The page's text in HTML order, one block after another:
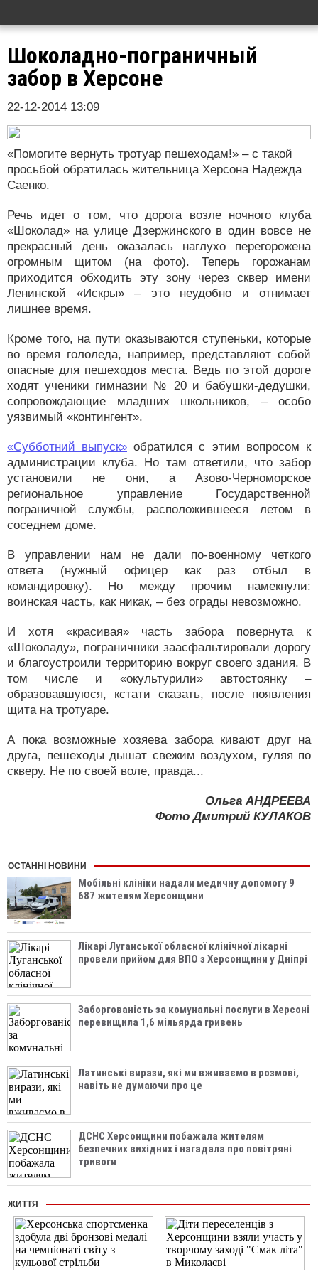
Шоколадно-пограничный
забор в Херсоне
22-12-2014 13:09
«Помогите вернуть тротуар пешеходам!» – с такой
просьбой обратилась жительница Херсона Надежда
Саенко.
Речь идет о том, что дорога возле ночного клуба
«Шоколад» на улице Дзержинского в один вовсе не
прекрасный день оказалась наглухо перегорожена
огромным щитом (на фото). Теперь горожанам
приходится обходить эту зону через сквер имени
Ленинской «Искры» – это неудобно и отнимает
лишнее время.
Кроме того, на пути оказываются ступеньки, которые
во время гололеда, например, представляют собой
опасные для пешеходов места. Ведь по этой дороге
ходят ученики гимназии № 20 и бабушки-дедушки,
сопровождающие младших школьников, – особо
уязвимый «контингент».
«Субботний выпуск» обратился с этим вопросом к
администрации клуба. Но там ответили, что забор
установили не они, а Азово-Черноморское
региональное управление Государственной
пограничной службы, расположившееся летом в
соседнем доме.
В управлении нам не дали по-военному четкого
ответа (нужный офицер как раз отбыл в
командировку). Но между прочим намекнули:
воинская часть, как никак, – без ограды невозможно.
И хотя «красивая» часть забора повернута к
«Шоколаду», пограничники заасфальтировали дорогу
и благоустроили территорию вокруг своего здания. В
том числе и «окультурили» автостоянку –
образовавшуюся, кстати сказать, после появления
щита на тротуаре.
А пока возможные хозяева забора кивают друг на
друга, пешеходы дышат свежим воздухом, гуляя по
скверу. Не по своей воле, правда...
Ольга АНДРЕЕВА
Фото Дмитрий КУЛАКОВ
ОСТАННІ НОВИНИ
Мобільні клініки надали медичну допомогу 9
687 жителям Херсонщини
Лікарі Луганської обласної клінічної лікарні
провели прийом для ВПО з Херсонщини у Дніпрі
Заборгованість за комунальні послуги в Херсоні
перевищила 1,6 мільярда гривень
Латинські вирази, які ми вживаємо в розмові,
навіть не думаючи про це
ДСНС Херсонщини побажала жителям
безпечних вихідних і нагадала про повітряні
тривоги
ЖИТТЯ